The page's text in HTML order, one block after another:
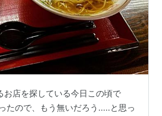
お店を探している今日この頃で
たので、もう無いだろう.....と思っ